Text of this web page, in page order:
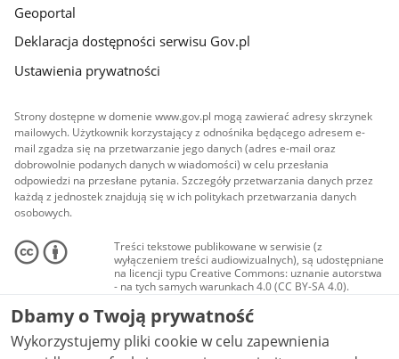
Geoportal
Deklaracja dostępności serwisu Gov.pl
Ustawienia prywatności
Strony dostępne w domenie www.gov.pl mogą zawierać adresy skrzynek
mailowych. Użytkownik korzystający z odnośnika będącego adresem e-
mail zgadza się na przetwarzanie jego danych (adres e-mail oraz
dobrowolnie podanych danych w wiadomości) w celu przesłania
odpowiedzi na przesłane pytania. Szczegóły przetwarzania danych przez
każdą z jednostek znajdują się w ich politykach przetwarzania danych
osobowych.
Treści tekstowe publikowane w serwisie (z
wyłączeniem treści audiowizualnych), są udostępniane
na licencji typu Creative Commons: uznanie autorstwa
- na tych samych warunkach 4.0 (CC BY-SA 4.0).
Materiały audiowizualne, w tym zdjęcia, materiały
audio i wideo, są udostępniane na licencji typu
Creative Commons: uznanie autorstwa użycie
niekomercyjne - bez utworów zależnych 4.0 (CC BY-
NC-ND 4.0), o ile nie jest to stwierdzone inaczej.
Dbamy o Twoją prywatność
Wykorzystujemy pliki cookie w celu zapewnienia